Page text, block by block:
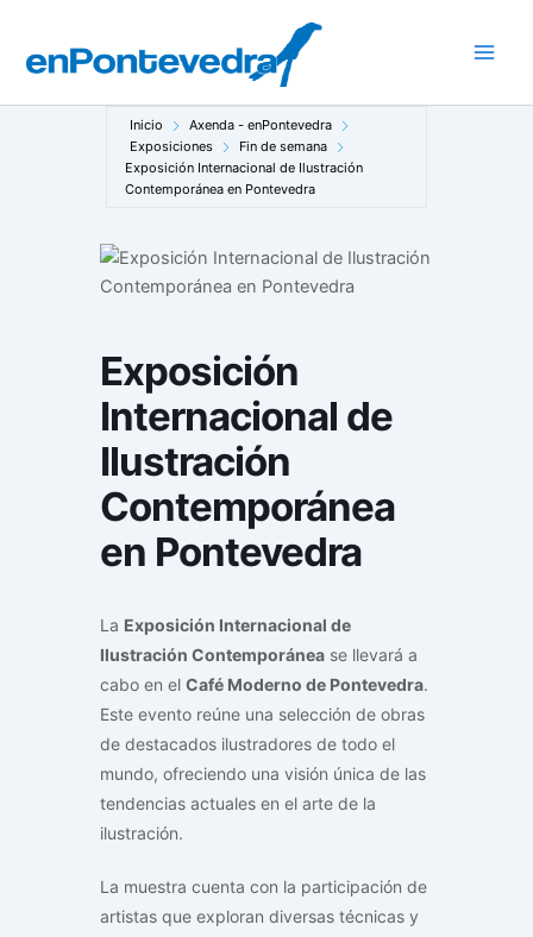
contenido
Inicio
Axenda - enPontevedra
Exposiciones
Fin de semana
Exposición Internacional de Ilustración
Contemporánea en Pontevedra
Exposición
Internacional de
Ilustración
Contemporánea
en Pontevedra
La Exposición Internacional de
Ilustración Contemporánea se llevará a
cabo en el Café Moderno de Pontevedra.
Este evento reúne una selección de obras
de destacados ilustradores de todo el
mundo, ofreciendo una visión única de las
tendencias actuales en el arte de la
ilustración.
La muestra cuenta con la participación de
artistas que exploran diversas técnicas y